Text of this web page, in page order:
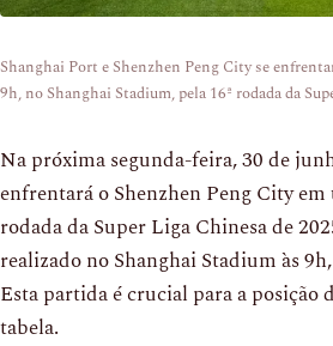
Shanghai Port e Shenzhen Peng City se
9h, no Shanghai Stadium, pela 16ª rodada da
Na próxima segunda-feira, 30 de
enfrentará o Shenzhen Peng City
rodada da Super Liga Chinesa de
realizado no Shanghai Stadium às
Esta partida é crucial para a posição
tabela.